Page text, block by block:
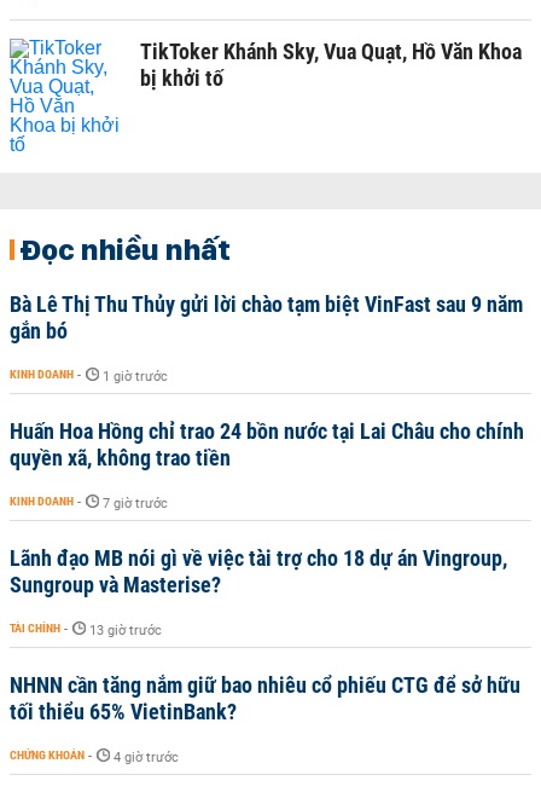
TikToker Khánh Sky, Vua Quạt, Hồ Văn Khoa
bị khởi tố
Đọc nhiều nhất
Bà Lê Thị Thu Thủy gửi lời chào tạm biệt VinFast sau 9 năm
gắn bó
KINH DOANH - 1 giờ trước
Huấn Hoa Hồng chỉ trao 24 bồn nước tại Lai Châu cho chính
quyền xã, không trao tiền
KINH DOANH - 7 giờ trước
Lãnh đạo MB nói gì về việc tài trợ cho 18 dự án Vingroup,
Sungroup và Masterise?
TÀI CHÍNH - 13 giờ trước
NHNN cần tăng nắm giữ bao nhiêu cổ phiếu CTG để sở hữu
tối thiểu 65% VietinBank?
CHỨNG KHOÁN - 4 giờ trước